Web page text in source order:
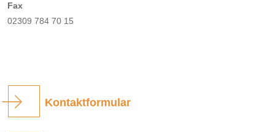
Fax
02309 784 70 15
Kontaktformular